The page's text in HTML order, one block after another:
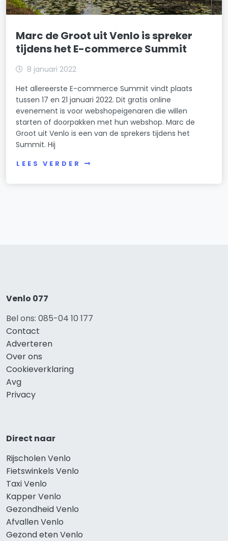
Marc de Groot uit Venlo is spreker
tijdens het E-commerce Summit
8 januari 2022
Het allereerste E-commerce Summit vindt plaats
tussen 17 en 21 januari 2022. Dit gratis online
evenement is voor webshopeigenaren die willen
starten of doorpakken met hun webshop. Marc de
Groot uit Venlo is een van de sprekers tijdens het
Summit. Hij
LEES VERDER
Venlo 077
Bel ons: 085-04 10 177
Contact
Adverteren
Over ons
Cookieverklaring
Avg
Privacy
Direct naar
Rijscholen Venlo
Fietswinkels Venlo
Taxi Venlo
Kapper Venlo
Gezondheid Venlo
Afvallen Venlo
Gezond eten Venlo